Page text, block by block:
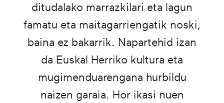
ditudalako marrazkilari eta lagun
famatu eta maitagarriengatik noski,
baina ez bakarrik. Napartehid izan
da Euskal Herriko kultura eta
mugimenduarengana hurbildu
naizen garaia. Hor ikasi nuen